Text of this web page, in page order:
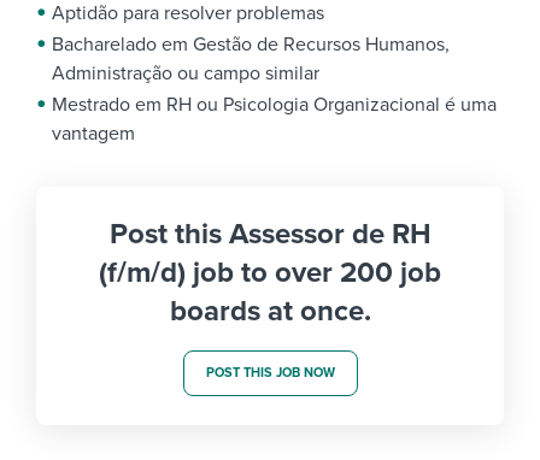
Aptidão para resolver problemas
Bacharelado em Gestão de Recursos Humanos,
Administração ou campo similar
Mestrado em RH ou Psicologia Organizacional é uma
vantagem
Post this Assessor de RH
(f/m/d) job to over 200 job
boards at once.
POST THIS JOB NOW